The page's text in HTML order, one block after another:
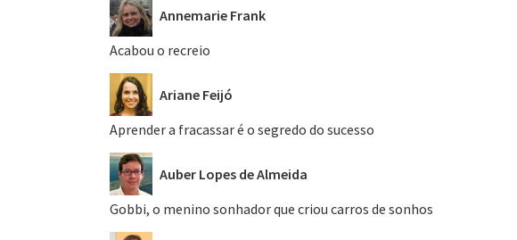
Annemarie Frank
Acabou o recreio
Ariane Feijó
Aprender a fracassar é o segredo do sucesso
Auber Lopes de Almeida
Gobbi, o menino sonhador que criou carros de sonhos